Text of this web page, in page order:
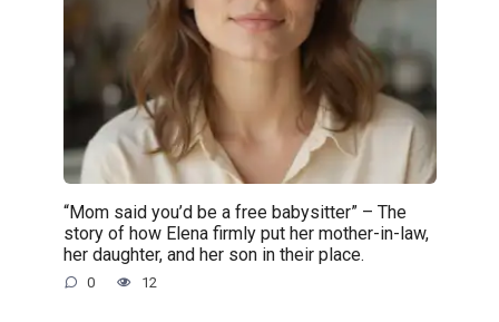
“Mom said you’d be a free babysitter” – The
story of how Elena firmly put her mother-in-law,
her daughter, and her son in their place.
0 12